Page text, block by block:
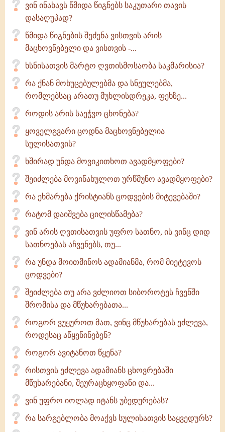
ვინ ინახავს წმიდა წიგნებს საკუთარი თავის
დასაღუპად?
წმიდა წიგნების შეძენა ვისთვის არის
მაცხოვნებელი და ვისთვის -...
ხსნისათვის მარტო ღვთისმოსაობა საკმარისია?
რა ქნან მოხუცებულებმა და სნეულებმა,
რომლებსაც არათუ მუხლისდრეკა, ფეხზე...
როდის არის საეჭვო ცხონება?
ყოველგვარი ცოდნა მაცხოვნებელია
სულისათვის?
ხშირად უნდა მოვიკითხოთ ავადმყოფები?
შეიძლება მოვინახულოთ ურწმუნო ავადმყოფები?
რა ეხმარება ქრისტიანს ცოდვების მიტევებაში?
რატომ დაიშვება ცილისწამება?
ვინ არის ღვთისათვის უფრო სათნო, ის ვინც დიდ
სათნოებას აჩვენებს, თუ...
რა უნდა მოითმინოს ადამიანმა, რომ მიეტევოს
ცოდვები?
შეიძლება თუ არა ვძლიოთ სიბოროტეს ჩვენში
შრომისა და მწუხარებათა...
როგორ ვუყუროთ მათ, ვინც მწუხარებას ეძლევა,
როდესაც აწყენინებენ?
როგორ ავიტანოთ წყენა?
რისთვის ეძლევა ადამიანს ცხოვრებაში
მწუხარებანი, შეურაცხყოფანი და...
ვინ უფრო იოლად იტანს უბედურებას?
რა სარგებლობა მოაქვს სულისათვის საყვედურს?